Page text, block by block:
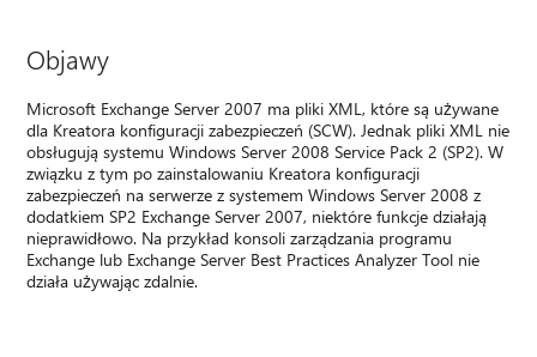
Objawy
Microsoft Exchange Server 2007 ma pliki XML, które są używane
dla Kreatora konfiguracji zabezpieczeń (SCW). Jednak pliki XML nie
obsługują systemu Windows Server 2008 Service Pack 2 (SP2). W
związku z tym po zainstalowaniu Kreatora konfiguracji
zabezpieczeń na serwerze z systemem Windows Server 2008 z
dodatkiem SP2 Exchange Server 2007, niektóre funkcje działają
nieprawidłowo. Na przykład konsoli zarządzania programu
Exchange lub Exchange Server Best Practices Analyzer Tool nie
działa używając zdalnie.